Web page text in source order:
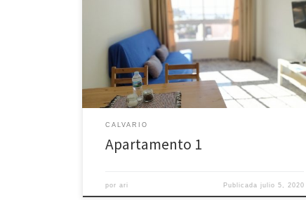
Apartamento de un dormitorio que cuenta con cama
de matrimonio, baño completo y salón-cocina.
CALVARIO
Apartamento 1
porari Publicada julio 5, 2020